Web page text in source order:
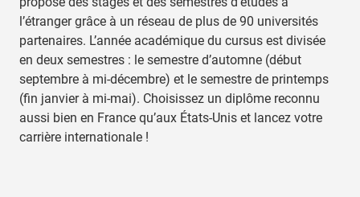
l’étranger grâce à un réseau de plus de 90 universités
partenaires. L’année académique du cursus est divisée
en deux semestres : le semestre d’automne (début
septembre à mi-décembre) et le semestre de printemps
(fin janvier à mi-mai). Choisissez un diplôme reconnu
aussi bien en France qu’aux États-Unis et lancez votre
carrière internationale !